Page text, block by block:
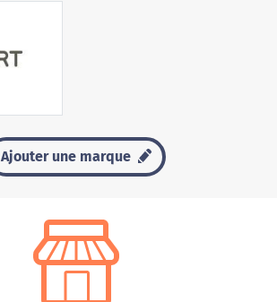
Ajouter une marque